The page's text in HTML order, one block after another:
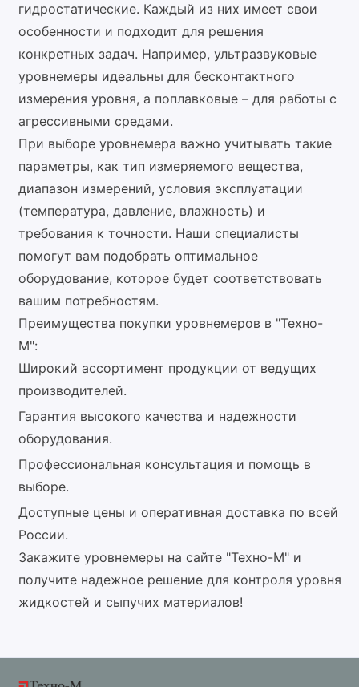
гидростатические. Каждый из них имеет свои
особенности и подходит для решения
конкретных задач. Например, ультразвуковые
уровнемеры идеальны для бесконтактного
измерения уровня, а поплавковые – для работы с
агрессивными средами.
При выборе уровнемера важно учитывать такие
параметры, как тип измеряемого вещества,
диапазон измерений, условия эксплуатации
(температура, давление, влажность) и
требования к точности. Наши специалисты
помогут вам подобрать оптимальное
оборудование, которое будет соответствовать
вашим потребностям.
Преимущества покупки уровнемеров в "Техно-
М":
Широкий ассортимент продукции от ведущих
производителей.
Гарантия высокого качества и надежности
оборудования.
Профессиональная консультация и помощь в
выборе.
Доступные цены и оперативная доставка по всей
России.
Закажите уровнемеры на сайте "Техно-М" и
получите надежное решение для контроля уровня
жидкостей и сыпучих материалов!